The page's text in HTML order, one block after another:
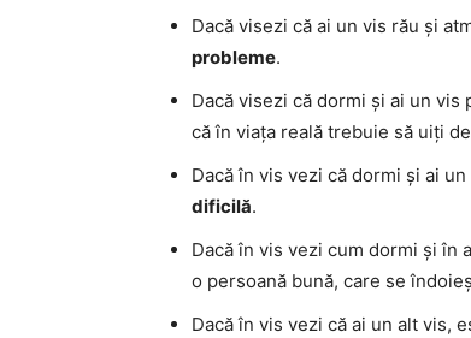
Dacă visezi că ai un vis rău și
probleme.
Dacă visezi că dormi și ai un vis
că în viața reală trebuie să uiți
Dacă în vis vezi că dormi și ai un
dificilă.
Dacă în vis vezi cum dormi și în
o persoană bună, care se
Dacă în vis vezi că ai un alt vis,